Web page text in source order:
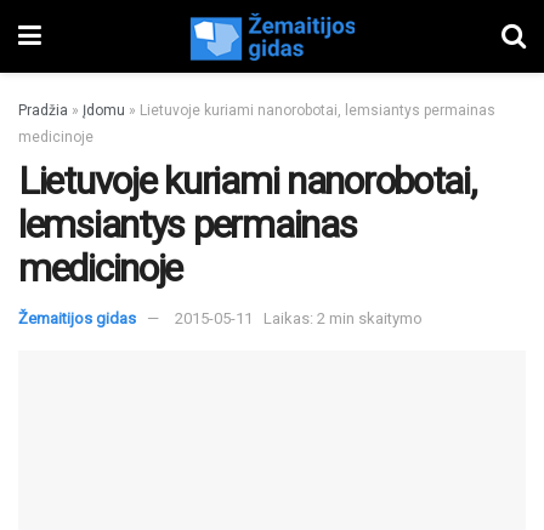
Pradžia » Įdomu » Lietuvoje kuriami nanorobotai, lemsiantys permainas
medicinoje
Lietuvoje kuriami nanorobotai,
lemsiantys permainas
medicinoje
Žemaitijos gidas 2015-05-11 Laikas: 2 min skaitymo